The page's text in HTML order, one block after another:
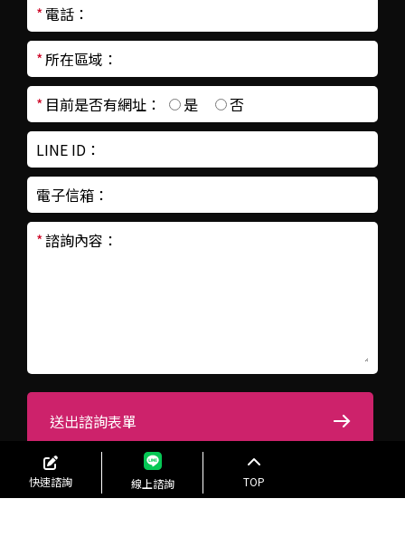
*電話：
*所在區域：
* 目前是否有網址： 是 否
LINE ID：
電子信箱：
*諮詢內容：
送出諮詢表單
Authma 2024 © Copyright All Rights Reserved.
快速諮詢 線上諮詢 TOP